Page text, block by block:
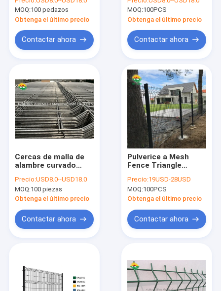
autógena, 3d
cubierto PVC curvó
el alambre Mesh
Fence
MOQ:100 pedazos
Obtenga el último precio
Contactar ahora
Fence Ce Certificate
For
MOQ:100PCS
Obtenga el último precio
Contactar ahora
Cercas de malla de
alambre curvado
3d Soldado
Precio:USD8.0--USD18.0
MOQ:100 piezas
Obtenga el último precio
Contactar ahora
Pulverice a Mesh
Fence Triangle
autógena curvado
revestido 60x200m m
Precio:19USD-28USD
MOQ:100PCS
Obtenga el último precio
Contactar ahora